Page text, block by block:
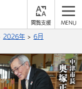
支
縮小
2026年
6月